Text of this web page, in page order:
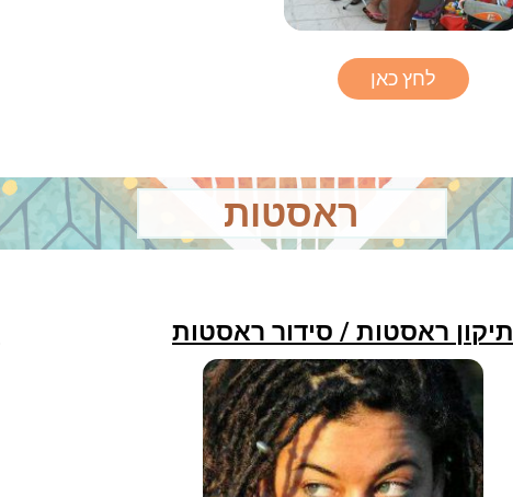
לחץ כאן
ראסטות
תיקון ראסטות / סידור ראסטות